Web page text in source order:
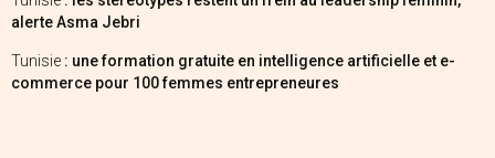
alerte Asma Jebri
Tunisie : une formation gratuite en intelligence artificielle et e-
commerce pour 100 femmes entrepreneures